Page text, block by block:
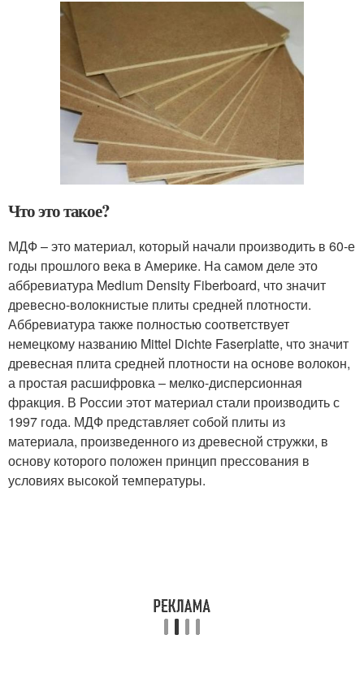
Что это такое?
МДФ – это материал, который начали производить в 60-е
годы прошлого века в Америке. На самом деле это
аббревиатура Medium Density Fiberboard, что значит
древесно-волокнистые плиты средней плотности.
Аббревиатура также полностью соответствует
немецкому названию Mittel Dichte Faserplatte, что значит
древесная плита средней плотности на основе волокон,
а простая расшифровка – мелко-дисперсионная
фракция. В России этот материал стали производить с
1997 года. МДФ представляет собой плиты из
материала, произведенного из древесной стружки, в
основу которого положен принцип прессования в
условиях высокой температуры.